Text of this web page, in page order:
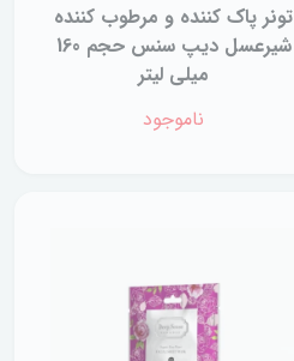
تونر پاک کننده و مرطوب کننده
شیرعسل دیپ سنس حجم 160
میلی لیتر
ناموجود